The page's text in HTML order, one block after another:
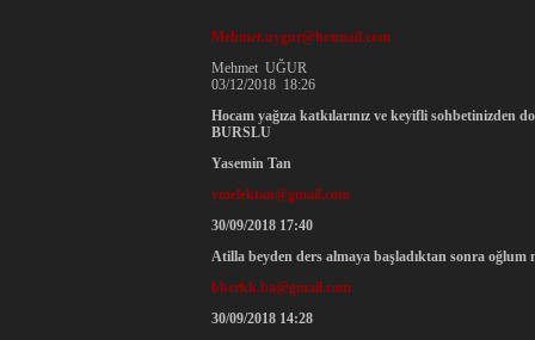
Mehmet.uygur@hotmail.com
Mehmet UĞUR
03/12/2018 18:26
Hocam yağıza katkılarınız ve keyifli
BURSLU
Yasemin Tan
ymelektan@gmail.com
30/09/2018 17:40
Atilla beyden ders almaya başladıktan sonra oğlum
bberkk.ba@gmail.com
30/09/2018 14:28